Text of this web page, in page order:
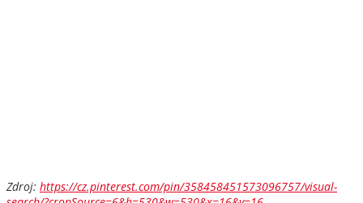
Zdroj: https://cz.pinterest.com/pin/358458451573096757/visual-